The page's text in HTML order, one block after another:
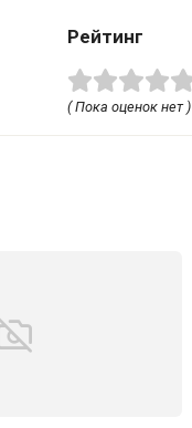
Рейтинг
( Пока оценок нет )